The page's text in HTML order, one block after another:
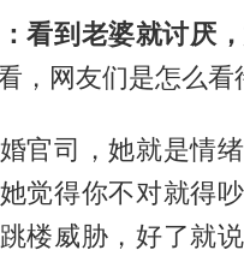
看到老婆就讨厌
，网友们是怎么看
官司，她就是情
觉得你不对就得
楼威胁，好了就